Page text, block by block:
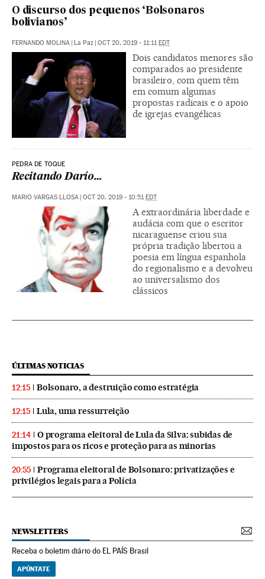
O discurso dos pequenos ‘Bolsonaros
bolivianos’
FERNANDO MOLINA | La Paz | OCT 20, 2019 - 11:11EDT
Dois candidatos menores são
comparados ao presidente
brasileiro, com quem têm
em comum algumas
propostas radicais e o apoio
de igrejas evangélicas
PEDRA DE TOQUE
Recitando Darío…
MARIO VARGAS LLOSA | OCT 20, 2019 - 10:51EDT
A extraordinária liberdade e
audácia com que o escritor
nicaraguense criou sua
própria tradição libertou a
poesia em língua espanhola
do regionalismo e a devolveu
ao universalismo dos
clássicos
ÚLTIMAS NOTICIAS
12:15 Bolsonaro, a destruição como estratégia
12:15 Lula, uma ressurreição
21:14
O programa eleitoral de Lula da Silva: subidas de
impostos para os ricos e proteção para as minorias
20:55
Programa eleitoral de Bolsonaro: privatizações e
privilégios legais para a Polícia
NEWSLETTERS
Receba o boletim diário do EL PAÍS Brasil
APÚNTATE